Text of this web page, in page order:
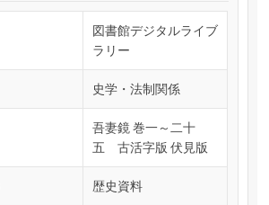
図書館デジタルライブ
ラリー
史学・法制関係
吾妻鏡 巻一～二十
五 古活字版 伏見版
歴史資料